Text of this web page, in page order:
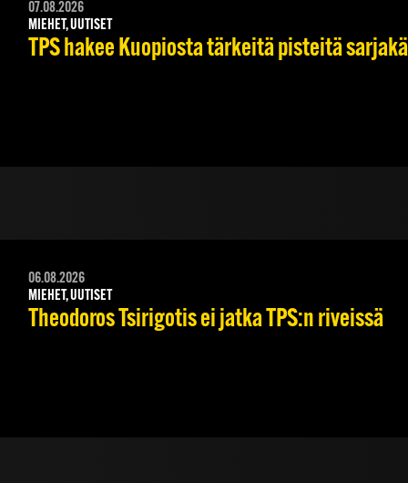
07.08.2026
MIEHET, UUTISET
TPS hakee Kuopiosta tärkeitä pisteitä
06.08.2026
MIEHET, UUTISET
Theodoros Tsirigotis ei jatka TPS:n riveissä